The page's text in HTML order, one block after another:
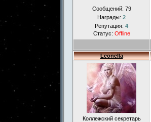
Сообщений: 79
Награды: 2
Репутация: 4
Статус: Offline
Leonella
Коллежский секретарь